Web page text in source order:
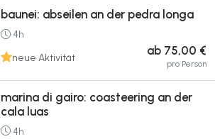
baunei: abseilen an der pedra longa
4h
neue Aktivität
ab 75,00 €
pro Person
marina di gairo: coasteering an der
cala luas
4h